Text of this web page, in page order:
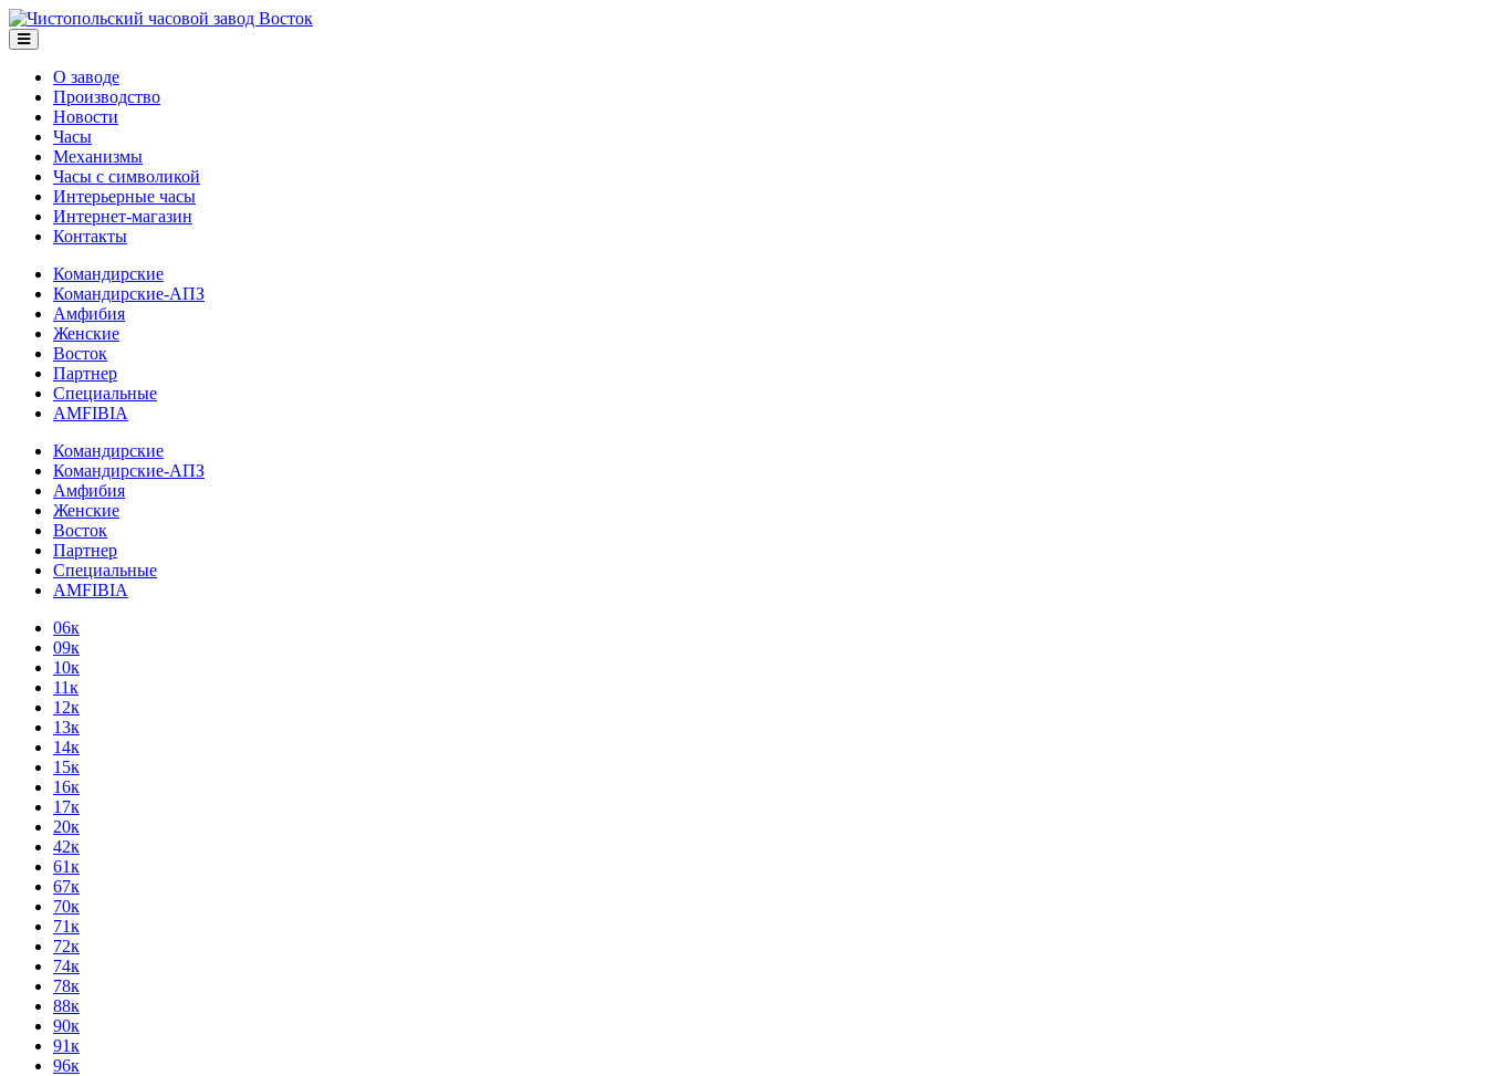
О заводе
Производство
Новости
Часы
Механизмы
Часы с символикой
Интерьерные часы
Интернет-магазин
Контакты
Командирские
Командирские-АПЗ
Амфибия
Женские
Восток
Партнер
Специальные
AMFIBIA
Командирские
Командирские-АПЗ
Амфибия
Женские
Восток
Партнер
Специальные
AMFIBIA
06к
09к
10к
11к
12к
13к
14к
15к
16к
17к
20к
42к
61к
67к
70к
71к
72к
74к
78к
88к
90к
91к
96к